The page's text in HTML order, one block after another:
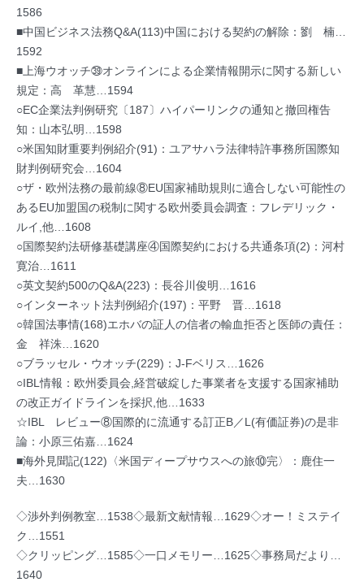
1586
■中国ビジネス法務Q&A(113)中国における契約の解除：劉 楠…
1592
■上海ウオッチ㊴オンラインによる企業情報開示に関する新しい
規定：高 革慧…1594
○EC企業法判例研究〔187〕ハイパーリンクの通知と撤回権告
知：山本弘明…1598
○米国知財重要判例紹介(91)：ユアサハラ法律特許事務所国際知
財判例研究会…1604
○ザ・欧州法務の最前線⑧EU国家補助規則に適合しない可能性の
あるEU加盟国の税制に関する欧州委員会調査：フレデリック・
ルイ,他…1608
○国際契約法研修基礎講座④国際契約における共通条項(2)：河村
寛治…1611
○英文契約500のQ&A(223)：長谷川俊明…1616
○インターネット法判例紹介(197)：平野 晋…1618
○韓国法事情(168)エホバの証人の信者の輸血拒否と医師の責任：
金 祥洙…1620
○ブラッセル・ウオッチ(229)：J-Fベリス…1626
○IBL情報：欧州委員会,経営破綻した事業者を支援する国家補助
の改正ガイドラインを採択,他…1633
☆IBL レビュー⑧国際的に流通する訂正B／L(有価証券)の是非
論：小原三佑嘉…1624
■海外見聞記(122)〈米国ディープサウスへの旅⑩完〉：鹿住一
夫…1630
◇渉外判例教室…1538◇最新文献情報…1629◇オー！ミステイ
ク…1551
◇クリッピング…1585◇一口メモリー…1625◇事務局だより…
1640